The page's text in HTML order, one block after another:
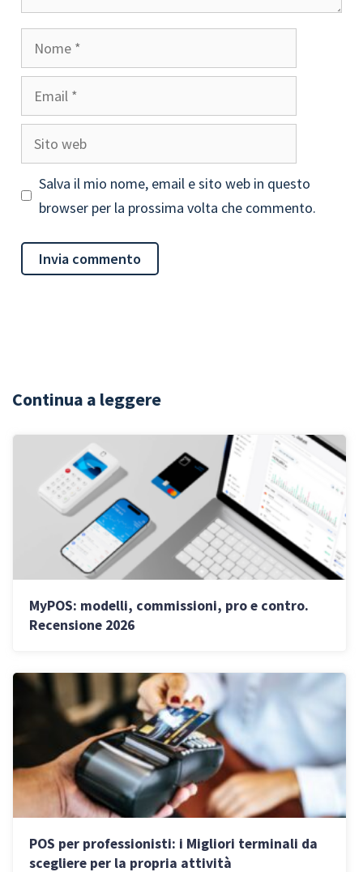
Nome
Email
Sito
web
Salva il mio nome, email e sito web in questo
browser per la prossima volta che commento.
Continua a leggere
MyPOS: modelli, commissioni, pro e contro.
Recensione 2026
POS per professionisti: i Migliori terminali da
scegliere per la propria attività